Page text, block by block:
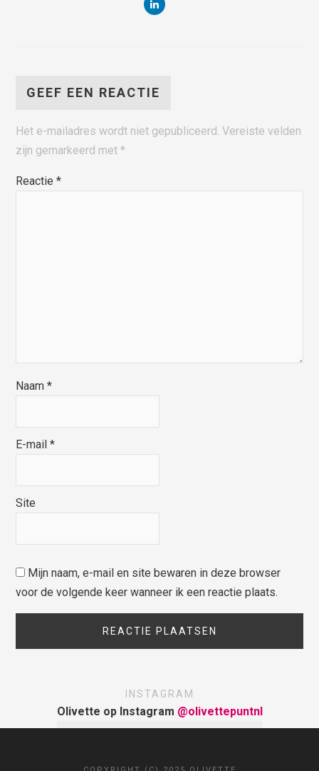
GEEF EEN REACTIE
Het e-mailadres wordt niet gepubliceerd. Vereiste velden
zijn gemarkeerd met*
Reactie*
Naam*
E-mail*
Site
Mijn naam, e-mail en site bewaren in deze browser
voor de volgende keer wanneer ik een reactie plaats.
INSTAGRAM
Olivette op Instagram @olivettepuntnl